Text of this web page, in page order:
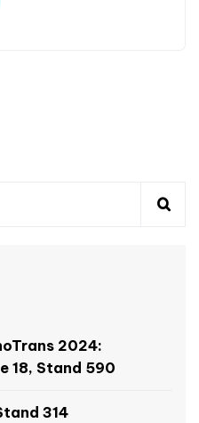
2024:
18, Stand 590
314